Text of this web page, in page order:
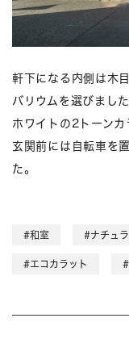
軒下になる内側は木
バリウムを選びまし
ホワイトの2トーンカ
玄関前には自転車を
た。
#和室 #ナチュ
#エコカラット